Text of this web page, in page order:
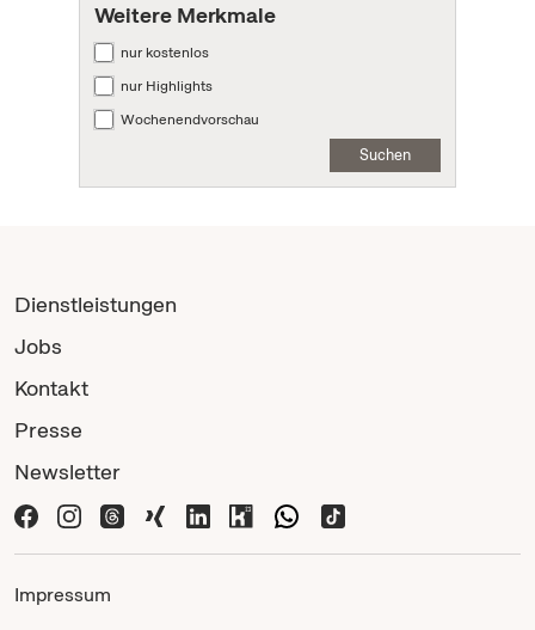
Weitere Merkmale
nur kostenlos
nur Highlights
Wochenendvorschau
Suchen
Dienstleistungen
Jobs
Kontakt
Presse
Newsletter
Impressum